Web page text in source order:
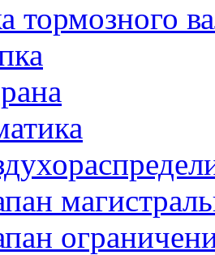
тормозного